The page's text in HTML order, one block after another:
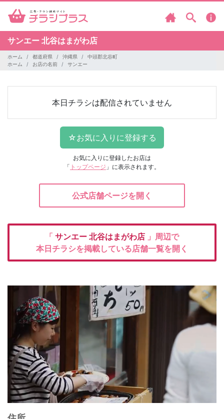
サンエー 北谷はまがわ店
ホーム 都道府県 沖縄県
中頭郡北谷町
ホーム
お店の名前 サンエー
本日チラシは配信されていません
お気に入りに登録したお店は
「 トップページ 」に表示されます。
公式店舗ページを開く
「 サンエー 北谷はまがわ店 」周辺で
本日チラシを掲載している店舗一覧を開く